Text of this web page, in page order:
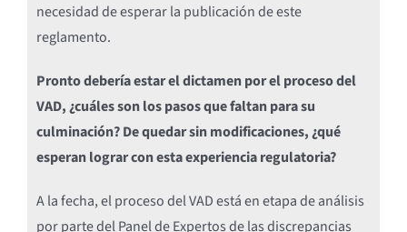
necesidad de esperar la publicación de este
reglamento.
Pronto debería estar el dictamen por el proceso del
VAD, ¿cuáles son los pasos que faltan para su
culminación? De quedar sin modificaciones, ¿qué
esperan lograr con esta experiencia regulatoria?
A la fecha, el proceso del VAD está en etapa de análisis
por parte del Panel de Expertos de las discrepancias